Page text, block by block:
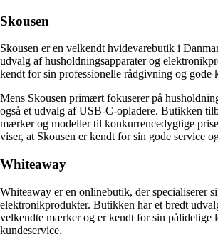
Skousen
Skousen er en velkendt hvidevarebutik i
udvalg af husholdningsapparater og
kendt for sin professionelle rådgivning og gode
Mens Skousen primært fokuserer på
også et udvalg af USB-C-opladere. Butikken
mærker og modeller til konkurrencedygtige
viser, at Skousen er kendt for sin gode service
Whiteaway
Whiteaway er en onlinebutik, der specialiserer
elektronikprodukter. Butikken har et bredt
velkendte mærker og er kendt for sin pålidelige
kundeservice.